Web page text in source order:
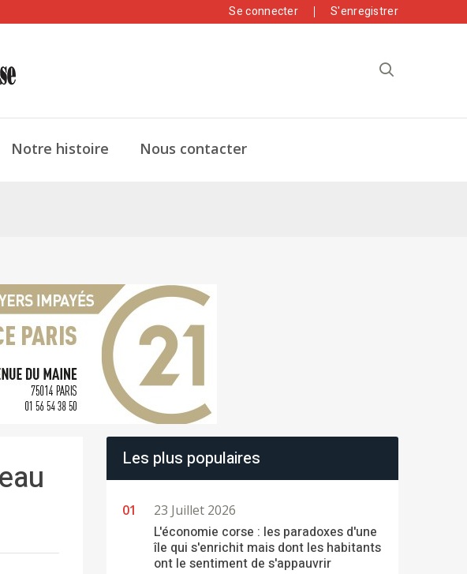
Se connecter S'enregistrer
Notre histoire Nous contacter
Les plus populaires
23 Juillet 2026
L'économie corse : les paradoxes d'une
île qui s'enrichit mais dont les habitants
ont le sentiment de s'appauvrir